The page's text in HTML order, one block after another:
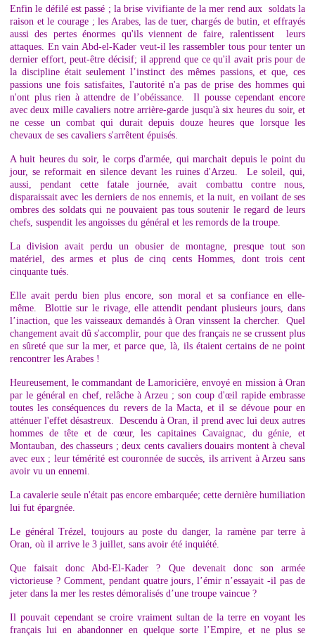
Enfin le défilé est passé ; la brise vivifiante de la mer rend aux soldats la
raison et le courage ; les Arabes, las de tuer, chargés de butin, et effrayés
aussi des pertes énormes qu'ils viennent de faire, ralentissent leurs
attaques. En vain Abd-el-Kader veut-il les rassembler tous pour tenter un
dernier effort, peut-être décisif; il apprend que ce qu'il avait pris pour de
la discipline était seulement l’instinct des mêmes passions, et que, ces
passions une fois satisfaites, l'autorité n'a pas de prise des hommes qui
n'ont plus rien à attendre de l’obéissance. Il pousse cependant encore
avec deux mille cavaliers notre arrière-garde jusqu'à six heures du soir, et
ne cesse un combat qui durait depuis douze heures que lorsque les
chevaux de ses cavaliers s'arrêtent épuisés.
A huit heures du soir, le corps d'armée, qui marchait depuis le point du
jour, se reformait en silence devant les ruines d'Arzeu. Le soleil, qui,
aussi, pendant cette fatale journée, avait combattu contre nous,
disparaissait avec les derniers de nos ennemis, et la nuit, en voilant de ses
ombres des soldats qui ne pouvaient pas tous soutenir le regard de leurs
chefs, suspendit les angoisses du général et les remords de la troupe.
La division avait perdu un obusier de montagne, presque tout son
matériel, des armes et plus de cinq cents Hommes, dont trois cent
cinquante tués.
Elle avait perdu bien plus encore, son moral et sa confiance en elle-
même. Blottie sur le rivage, elle attendit pendant plusieurs jours, dans
l’inaction, que les vaisseaux demandés à Oran vinssent la chercher. Quel
changement avait dû s'accomplir, pour que des français ne se crussent plus
en sûreté que sur la mer, et parce que, là, ils étaient certains de ne point
rencontrer les Arabes !
Heureusement, le commandant de Lamoricière, envoyé en mission à Oran
par le général en chef, relâche à Arzeu ; son coup d'œil rapide embrasse
toutes les conséquences du revers de la Macta, et il se dévoue pour en
atténuer l'effet désastreux. Descendu à Oran, il prend avec lui deux autres
hommes de tête et de cœur, les capitaines Cavaignac, du génie, et
Montauban, des chasseurs ; deux cents cavaliers douairs montent à cheval
avec eux ; leur témérité est couronnée de succès, ils arrivent à Arzeu sans
avoir vu un ennemi.
La cavalerie seule n'était pas encore embarquée; cette dernière humiliation
lui fut épargnée.
Le général Trézel, toujours au poste du danger, la ramène par terre à
Oran, où il arrive le 3 juillet, sans avoir été inquiété.
Que faisait donc Abd-El-Kader ? Que devenait donc son armée
victorieuse ? Comment, pendant quatre jours, l’émir n’essayait -il pas de
jeter dans la mer les restes démoralisés d’une troupe vaincue ?
Il pouvait cependant se croire vraiment sultan de la terre en voyant les
français lui en abandonner en quelque sorte l’Empire, et ne plus se